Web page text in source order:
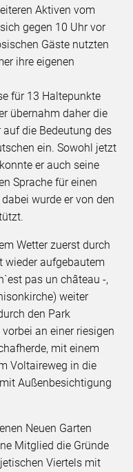
Aktiven vom
gegen 10 Uhr vor
Gäste nutzten
ihre eigenen
für 13 Haltepunkte
übernahm daher die
die Bedeutung des
ein. Sowohl jetzt
er auch seine
Sprache für einen
wurde er von den
Wetter zuerst durch
wieder aufgebautem
pas un château -,
weiter
den Park
an einer riesigen
mit einem
Voltaireweg in die
Außenbesichtigung
Neuen Garten
Mitglied die Gründe
Viertels mit